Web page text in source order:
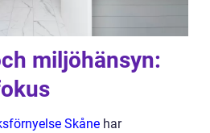
miljöhänsyn:
Skåne har